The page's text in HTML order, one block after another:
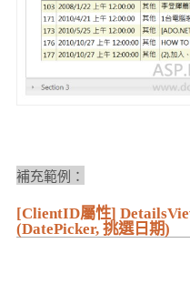
補充範例：
[ClientID屬性]
(DatePicker, 挑選日期)